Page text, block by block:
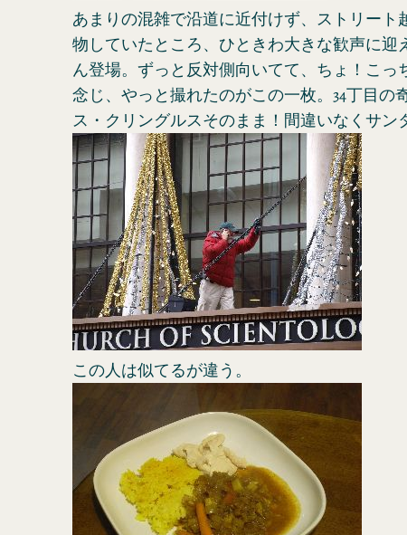
あまりの混雑で沿道に近付けず、ストリート
物していたところ、ひときわ大きな歓声に迎
ん登場。ずっと反対側向いてて、ちょ！こっ
念じ、やっと撮れたのがこの一枚。34丁目の
ス・クリングルスそのまま！間違いなくサン
この人は似てるが違う。